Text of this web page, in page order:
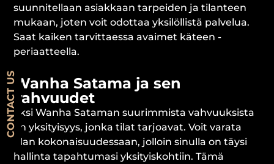
suunnitellaan asiakkaan tarpeiden ja tilanteen
mukaan, joten voit odottaa yksilöllistä palvelua.
Saat kaiken tarvittaessa avaimet käteen -
periaatteella.
Wanha Satama ja sen
vahvuudet
Yksi Wanha Sataman suurimmista vahvuuksista
on yksityisyys, jonka tilat tarjoavat. Voit varata
tilan kokonaisuudessaan, jolloin sinulla on täysi
hallinta tapahtumasi yksityiskohtiin. Tämä
CONTACT US